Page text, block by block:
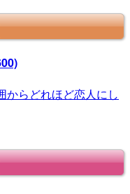
からどれほど恋人にし